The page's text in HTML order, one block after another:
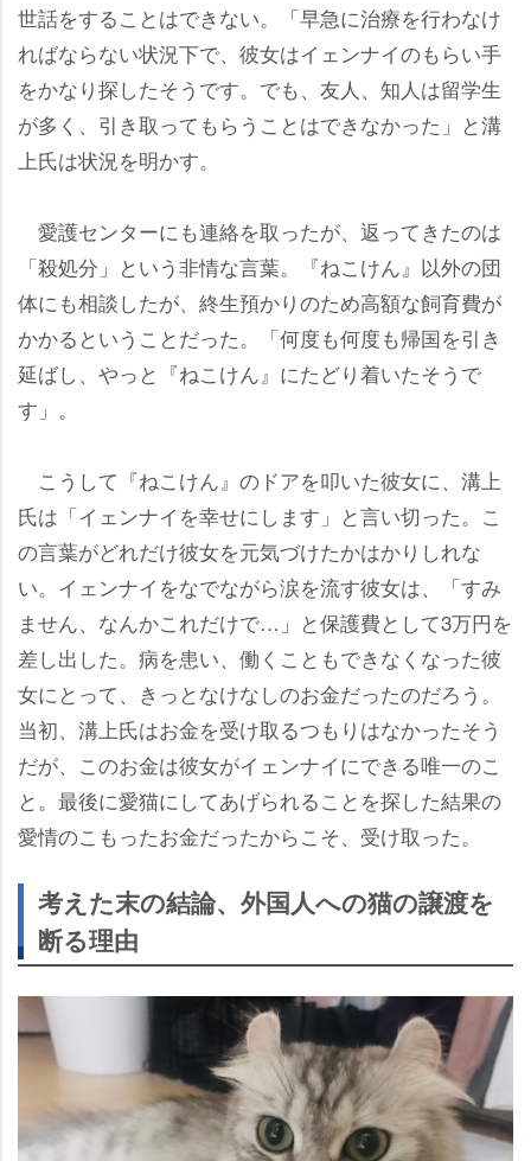
世話をすることはできない。「早急に治療を行わなけ
ればならない状況下で、彼女はイェンナイのもらい手
をかなり探したそうです。でも、友人、知人は留学生
が多く、引き取ってもらうことはできなかった」と溝
上氏は状況を明かす。
愛護センターにも連絡を取ったが、返ってきたのは
「殺処分」という非情な言葉。『ねこけん』以外の団
体にも相談したが、終生預かりのため高額な飼育費が
かかるということだった。「何度も何度も帰国を引き
延ばし、やっと『ねこけん』にたどり着いたそうで
す」。
こうして『ねこけん』のドアを叩いた彼女に、溝上
氏は「イェンナイを幸せにします」と言い切った。こ
の言葉がどれだけ彼女を元気づけたかはかりしれな
い。イェンナイをなでながら涙を流す彼女は、「すみ
ません、なんかこれだけで…」と保護費として3万円を
差し出した。病を患い、働くこともできなくなった彼
女にとって、きっとなけなしのお金だったのだろう。
当初、溝上氏はお金を受け取るつもりはなかったそう
だが、このお金は彼女がイェンナイにできる唯一のこ
と。最後に愛猫にしてあげられることを探した結果の
愛情のこもったお金だったからこそ、受け取った。
考えた末の結論、外国人への猫の譲渡を
断る理由